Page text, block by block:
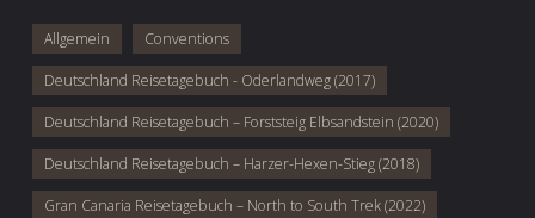
Allgemein Conventions
Deutschland Reisetagebuch - Oderlandweg (2017)
Deutschland Reisetagebuch – Forststeig Elbsandstein (2020)
Deutschland Reisetagebuch – Harzer-Hexen-Stieg (2018)
Gran Canaria Reisetagebuch – North to South Trek (2022)